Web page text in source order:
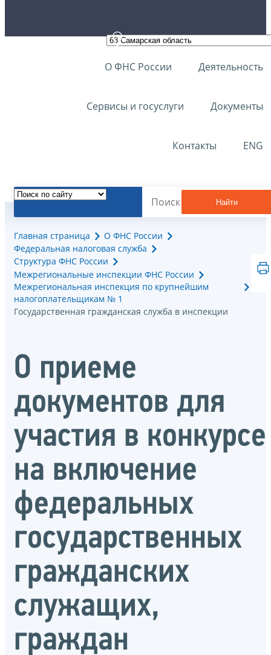
О ФНС России Деятельность
Сервисы и госуслуги Документы
Контакты ENG
Найти
Главная страница
О ФНС России
Федеральная налоговая служба
Структура ФНС России
Межрегиональные инспекции ФНС России
Межрегиональная инспекция по крупнейшим
налогоплательщикам № 1
Государственная гражданская служба в инспекции
О приеме
документов для
участия в конкурсе
на включение
федеральных
государственных
гражданских
служащих,
граждан